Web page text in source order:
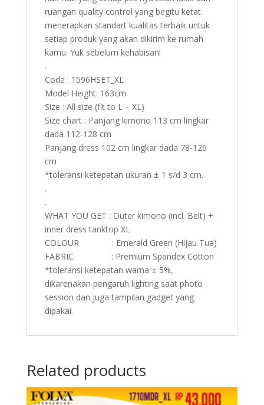
ruangan quality control yang begitu ketat
menerapkan standart kualitas terbaik untuk
setiap produk yang akan dikirim ke rumah
kamu. Yuk sebelum kehabisan!
.
Code : 1596HSET_XL
Model Height: 163cm
Size : All size (fit to L – XL)
Size chart : Panjang kimono 113 cm lingkar
dada 112-128 cm
Panjang dress 102 cm lingkar dada 78-126
cm
*toleransi ketepatan ukuran ± 1 s/d 3 cm.
.
.
WHAT YOU GET : Outer kimono (incl. Belt) +
inner dress tanktop XL
COLOUR : Emerald Green (Hijau Tua)
FABRIC : Premium Spandex Cotton
*toleransi ketepatan warna ± 5%,
dikarenakan pengaruh lighting saat photo
session dan juga tampilan gadget yang
dipakai.
Related products